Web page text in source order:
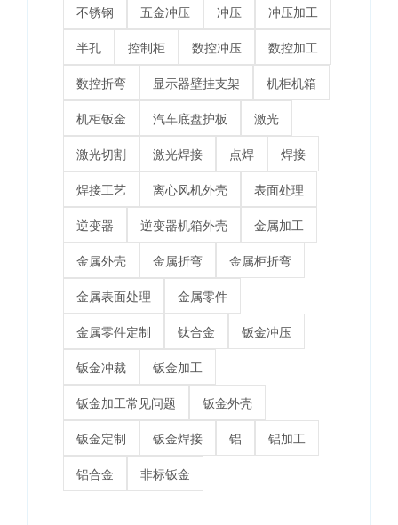
不锈钢 五金冲压 冲压 冲压加工
半孔 控制柜 数控冲压 数控加工
数控折弯 显示器壁挂支架 机柜机箱
机柜钣金 汽车底盘护板 激光
激光切割 激光焊接 点焊 焊接
焊接工艺 离心风机外壳 表面处理
逆变器 逆变器机箱外壳 金属加工
金属外壳 金属折弯 金属柜折弯
金属表面处理 金属零件
金属零件定制 钛合金 钣金冲压
钣金冲裁 钣金加工
钣金加工常见问题 钣金外壳
钣金定制 钣金焊接 铝 铝加工
铝合金 非标钣金